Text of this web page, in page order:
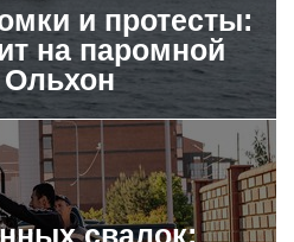
и протесты:
на паромной
Ольхон
свалок: